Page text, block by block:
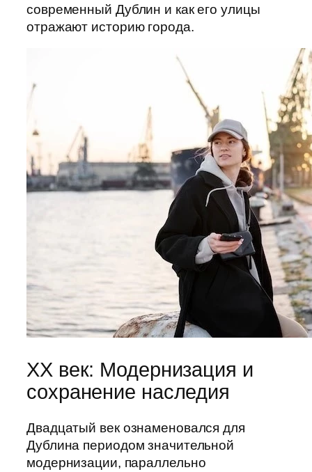
современный Дублин и как его улицы
отражают историю города.
XX век: Модернизация и
сохранение наследия
Двадцатый век ознаменовался для
Дублина периодом значительной
модернизации, параллельно